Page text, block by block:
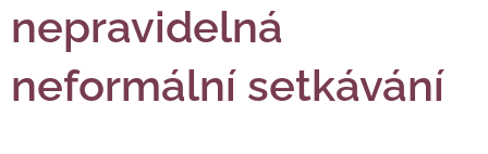
nepravidelná
neformální setkávání